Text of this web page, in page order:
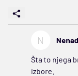
N
Šta to njega
izbore.